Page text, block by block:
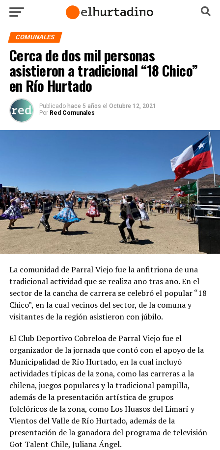
COMUNALES
Cerca de dos mil personas
asistieron a tradicional “18 Chico”
en Río Hurtado
Publicado hace 5 años el Octubre 12, 2021
Por Red Comunales
La comunidad de Parral Viejo fue la anfitriona de una
tradicional actividad que se realiza año tras año. En el
sector de la cancha de carrera se celebró el popular “18
Chico”, en la cual vecinos del sector, de la comuna y
visitantes de la región asistieron con júbilo.
El Club Deportivo Cobreloa de Parral Viejo fue el
organizador de la jornada que contó con el apoyo de la
Municipalidad de Río Hurtado, en la cual incluyó
actividades típicas de la zona, como las carreras a la
chilena, juegos populares y la tradicional pampilla,
además de la presentación artística de grupos
folclóricos de la zona, como Los Huasos del Limarí y
Vientos del Valle de Río Hurtado, además de la
presentación de la ganadora del programa de televisión
Got Talent Chile, Juliana Ángel.